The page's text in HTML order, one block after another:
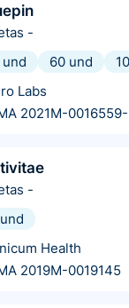
-
60 und
Labs
2021M-0016559-
-
Health
2019M-0019145